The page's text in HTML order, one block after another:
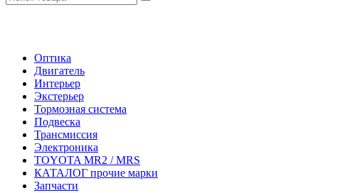
Оптика
Двигатель
Интерьер
Экстерьер
Тормозная система
Подвеска
Трансмиссия
Электроника
TOYOTA MR2 / MRS
КАТАЛОГ прочие марки
Запчасти